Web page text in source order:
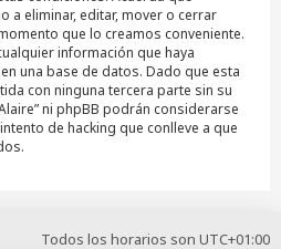
a eliminar, editar, mover o cerrar
que lo creamos conveniente.
información que haya
una base de datos. Dado que esta
con ninguna tercera parte sin su
ni phpBB podrán considerarse
de hacking que conlleve a que
Todos los horarios son UTC+01:00